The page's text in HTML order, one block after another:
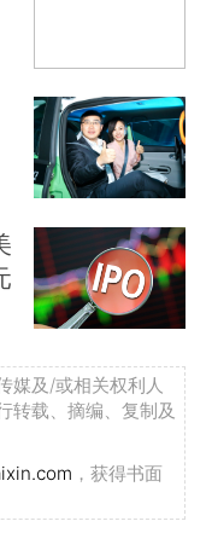
媒及/或相关权利人
转载、摘编、复制及
，获得书面